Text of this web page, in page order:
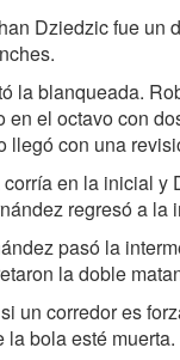
Dziedzic fue un
la blanqueada.
en el octavo con
llegó con una
en la inicial
regresó a la
pasó la
la doble
un corredor es
la bola esté muerta.